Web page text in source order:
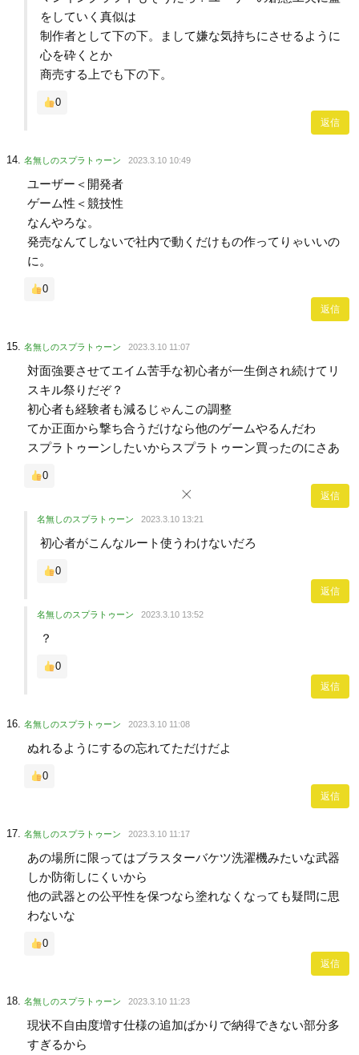
をしていく真似は
制作者として下の下。まして嫌な気持ちにさせるように
心を砕くとか
商売する上でも下の下。
0
返信
名無しのスプラトゥーン 2023.3.10 10:49
ユーザー＜開発者
ゲーム性＜競技性
なんやろな。
発売なんてしないで社内で動くだけもの作ってりゃいいの
に。
0
返信
名無しのスプラトゥーン 2023.3.10 11:07
対面強要させてエイム苦手な初心者が一生倒され続けてリ
スキル祭りだぞ？
初心者も経験者も減るじゃんこの調整
てか正面から撃ち合うだけなら他のゲームやるんだわ
スプラトゥーンしたいからスプラトゥーン買ったのにさあ
0
返信
名無しのスプラトゥーン 2023.3.10 13:21
初心者がこんなルート使うわけないだろ
0
返信
名無しのスプラトゥーン 2023.3.10 13:52
？
0
返信
名無しのスプラトゥーン 2023.3.10 11:08
ぬれるようにするの忘れてただけだよ
0
返信
名無しのスプラトゥーン 2023.3.10 11:17
あの場所に限ってはブラスターバケツ洗濯機みたいな武器
しか防衛しにくいから
他の武器との公平性を保つなら塗れなくなっても疑問に思
わないな
0
返信
名無しのスプラトゥーン 2023.3.10 11:23
現状不自由度増す仕様の追加ばかりで納得できない部分多
すぎるから